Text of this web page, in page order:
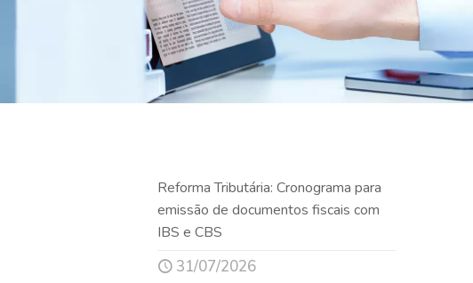
Reforma Tributária: Cronograma para
emissão de documentos fiscais com
IBS e CBS
31/07/2026